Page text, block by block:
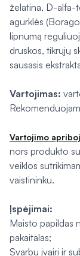
želatina, D-alfa-
agurklės (
lipnumą
druskos, tikrųjų
sausasis
Vartojimas:
Vartojimo
nors produkto
veiklos
vaistininku.
Įspėjimai:
Maisto papildas
pakaitalas;
Svarbu įvairi ir